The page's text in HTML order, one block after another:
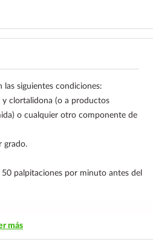
las siguientes condiciones:
clortalidona (o a productos
o cualquier otro componente de
grado.
palpitaciones por minuto antes del
más